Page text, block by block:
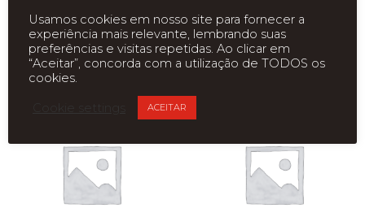
Produtos relacionados
Usamos cookies em nosso site para fornecer a
experiência mais relevante, lembrando suas
preferências e visitas repetidas. Ao clicar em
“Aceitar”, concorda com a utilização de TODOS os
cookies.
ACEITAR